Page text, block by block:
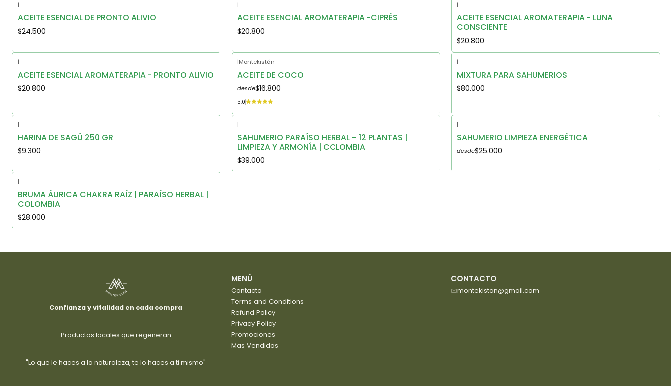
|
ACEITE ESENCIAL DE PRONTO ALIVIO
$24.500
|
ACEITE ESENCIAL AROMATERAPIA -CIPRÉS
$20.800
|
ACEITE ESENCIAL AROMATERAPIA - LUNA
CONSCIENTE
$20.800
|
ACEITE ESENCIAL AROMATERAPIA - PRONTO ALIVIO
$20.800
|Montekistán
ACEITE DE COCO
desde$16.800
5.0
|
MIXTURA PARA SAHUMERIOS
$80.000
|
HARINA DE SAGÚ 250 GR
$9.300
|
SAHUMERIO PARAÍSO HERBAL – 12 PLANTAS |
LIMPIEZA Y ARMONÍA | COLOMBIA
$39.000
|
SAHUMERIO LIMPIEZA ENERGÉTICA
desde$25.000
|
BRUMA ÁURICA CHAKRA RAÍZ | PARAÍSO HERBAL |
COLOMBIA
$28.000
Confianza y vitalidad en cada compra
Productos locales que regeneran
"Lo que le haces a la naturaleza, te lo haces a ti mismo"
MENÚ
Contacto
Terms and Conditions
Refund Policy
Privacy Policy
Promociones
Mas Vendidos
CONTACTO
montekistan@gmail.com